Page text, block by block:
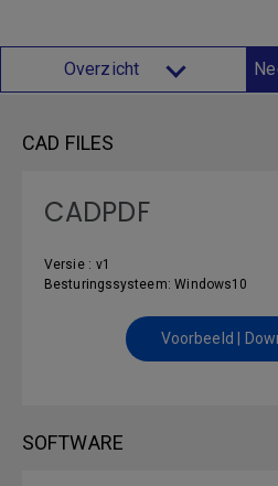
Overzicht
CAD FILES
CADPDF
Versie : v1
Besturingssysteem: Windows10
Voorbeeld |
SOFTWARE